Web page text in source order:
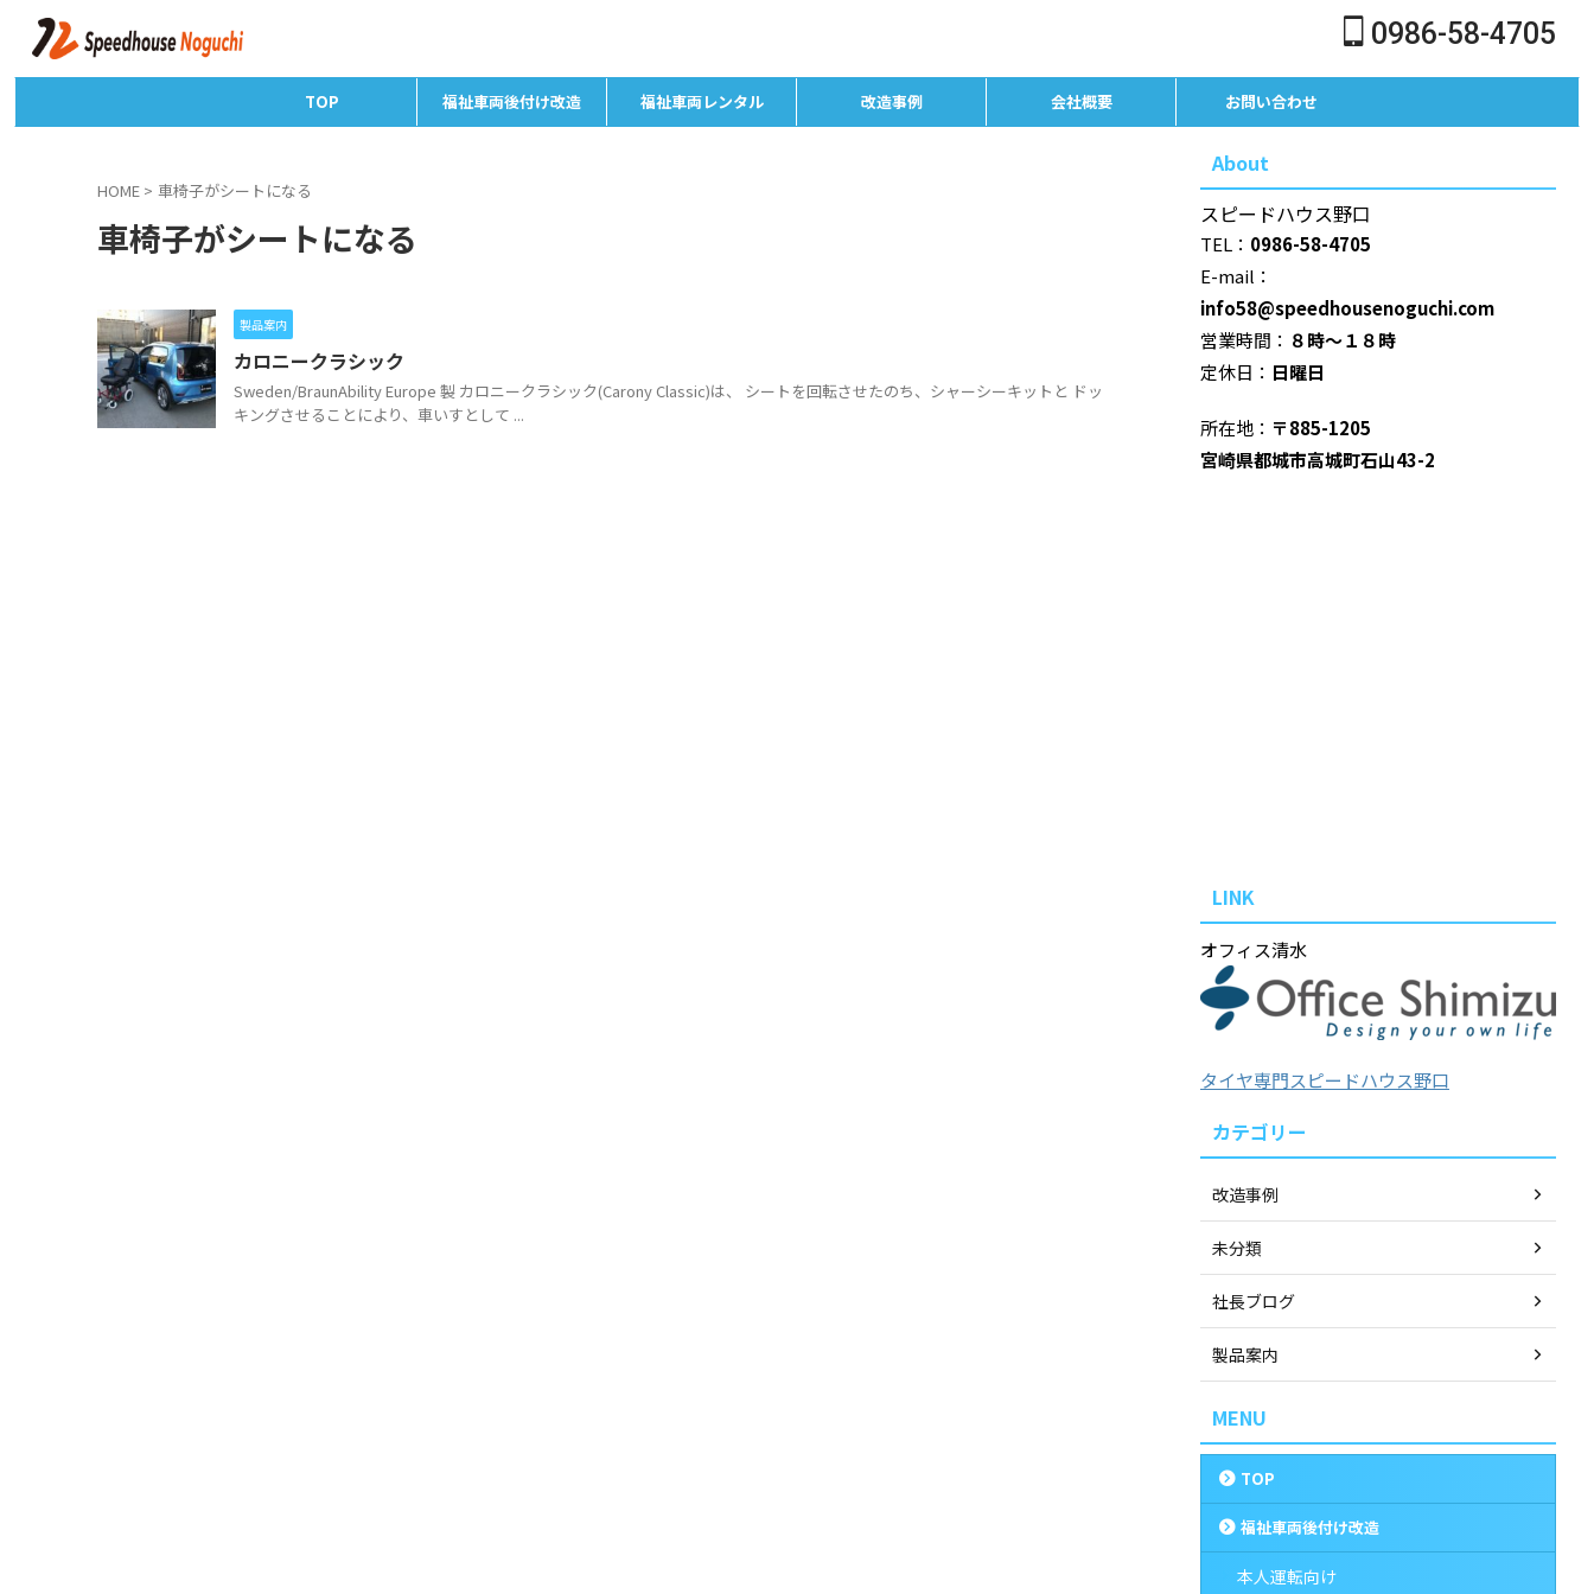
0986-58-4705
TOP 福祉車両後付け改造 福祉車両レンタル 改造事例 会社概要 お問い合わせ
HOME > 車椅子がシートになる
車椅子がシートになる
製品案内
カロニークラシック
Sweden/BraunAbility Europe 製 カロニークラシック(Carony Classic)は、 シートを回転させたのち、シャーシーキットと ドッ
キングさせることにより、車いすとして ...
About
スピードハウス野口
TEL： 0986-58-4705
E-mail：
info58@speedhousenoguchi.com
営業時間： ８時～１８時
定休日： 日曜日
所在地： 〒885-1205
宮崎県都城市高城町石山43-2
LINK
オフィス清水
タイヤ専門スピードハウス野口
カテゴリー
改造事例
未分類
社長ブログ
製品案内
MENU
TOP
福祉車両後付け改造
本人運転向け